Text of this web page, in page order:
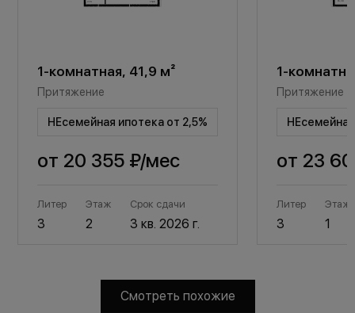
1-комнатная, 41,9 м²
Притяжение
НЕсемейная ипотека от 2,5%
от 20 355 ₽/мес
Литер
3
Этаж
2
Срок сдачи
3 кв. 2026 г.
1-
Притяжение
от 23
Литер
3
Этаж
1
Смотреть похожие